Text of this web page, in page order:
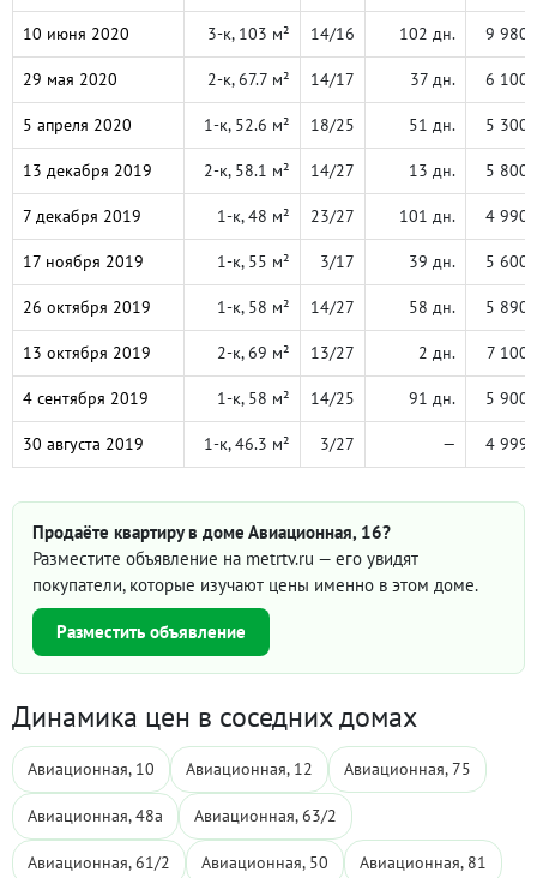
10 июня 2020 3-к, 103 м² 14/16 102 дн. 9 980
29 мая 2020 2-к, 67.7 м² 14/17 37 дн. 6 100
5 апреля 2020 1-к, 52.6 м² 18/25 51 дн. 5 300
13 декабря 2019 2-к, 58.1 м² 14/27 13 дн. 5 800
7 декабря 2019 1-к, 48 м² 23/27 101 дн. 4 990
17 ноября 2019 1-к, 55 м² 3/17 39 дн. 5 600
26 октября 2019 1-к, 58 м² 14/27 58 дн. 5 890
13 октября 2019 2-к, 69 м² 13/27 2 дн. 7 100
4 сентября 2019 1-к, 58 м² 14/25 91 дн. 5 900
30 августа 2019 1-к, 46.3 м² 3/27 — 4 999
Продаёте квартиру в доме Авиационная, 16?
Разместите объявление на metrtv.ru — его увидят
покупатели, которые изучают цены именно в этом доме.
Разместить объявление
Динамика цен в соседних домах
Авиационная, 10 Авиационная, 12 Авиационная, 75
Авиационная, 48а Авиационная, 63/2
Авиационная, 61/2 Авиационная, 50 Авиационная, 81